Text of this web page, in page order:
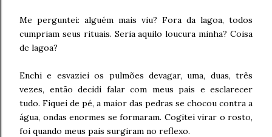
Me perguntei: alguém mais viu? Fora da lagoa, todos
cumpriam seus rituais. Seria aquilo loucura minha? Coisa
de lagoa?
Enchi e esvaziei os pulmões devagar, uma, duas, três
vezes, então decidi falar com meus pais e esclarecer
tudo. Fiquei de pé, a maior das pedras se chocou contra a
água, ondas enormes se formaram. Cogitei virar o rosto,
foi quando meus pais surgiram no reflexo.